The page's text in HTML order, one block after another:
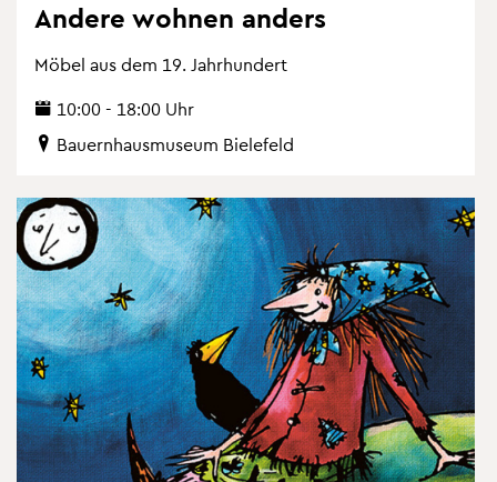
An­de­re woh­nen an­ders
Möbel aus dem 19. Jahr­hun­dert
10:00 - 18:00 Uhr
Bau­ern­haus­mu­se­um Bie­le­feld